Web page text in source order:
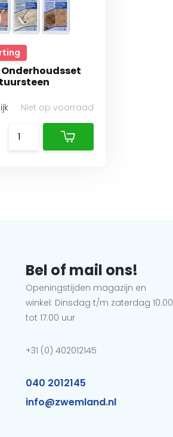
Niet op voorraad
Bel of mail ons!
Openingstijden magazijn en
winkel: Dinsdag t/m zaterdag 10.00
tot 17.00 uur
+31 (0) 402012145
040 2012145
info@zwemland.nl